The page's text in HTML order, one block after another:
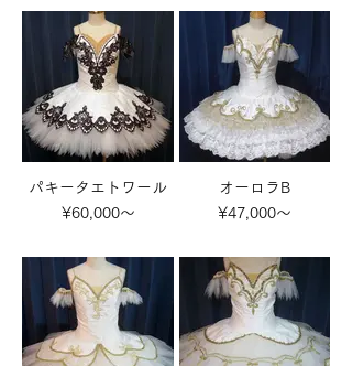
パキータエトワール
¥60,000～
オーロラB
¥47,000～